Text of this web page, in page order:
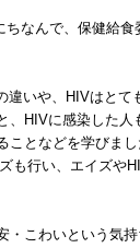
ちなんで、保健給
違いや、HIVはとて
、HIVに感染した人
となどを学びまし
も行い、エイズや
・こわいという気